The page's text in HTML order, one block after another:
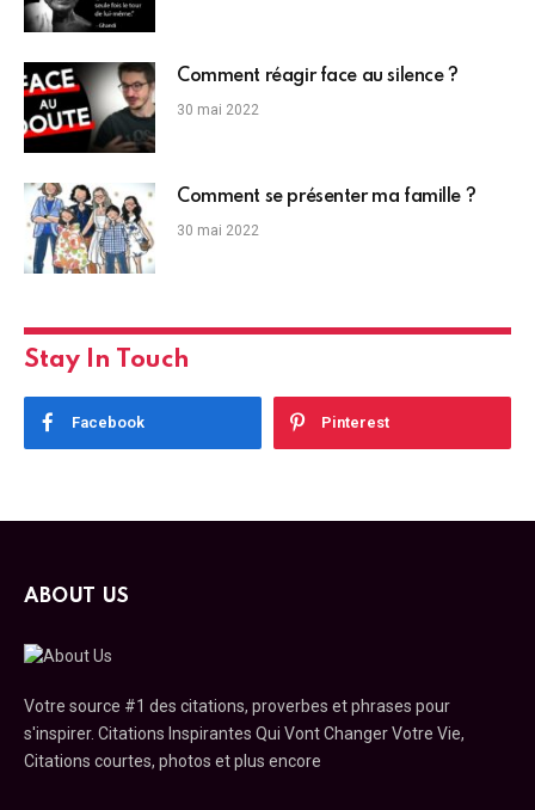
Comment réagir face au silence ?
30 mai 2022
Comment se présenter ma famille ?
30 mai 2022
Stay In Touch
Facebook Pinterest
ABOUT US
Votre source #1 des citations, proverbes et phrases pour
s'inspirer. Citations Inspirantes Qui Vont Changer Votre Vie,
Citations courtes, photos et plus encore